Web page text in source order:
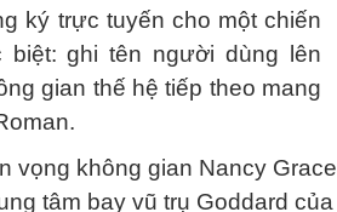
ký trực tuyến cho một chiến
biệt: ghi tên người dùng lên
gian thế hệ tiếp theo mang